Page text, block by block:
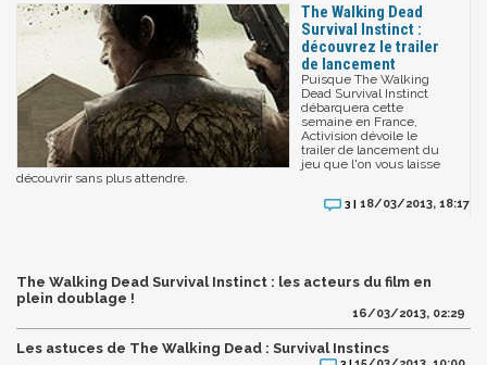
The Walking Dead
Survival Instinct :
découvrez le trailer
de lancement
Puisque The Walking
Dead Survival Instinct
débarquera cette
semaine en France,
Activision dévoile le
trailer de lancement du
jeu que l'on vous laisse
découvrir sans plus attendre.
3 | 18/03/2013, 18:17
The Walking Dead Survival Instinct : les acteurs du film en
plein doublage !
16/03/2013, 02:29
Les astuces de The Walking Dead : Survival Instincs